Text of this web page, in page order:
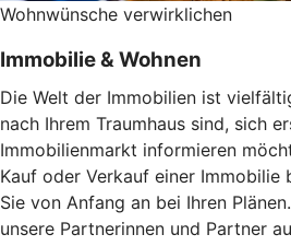
Wohnwünsche verwirklichen
Immobilie & Wohnen
Die Welt der Immobilien ist
nach Ihrem Traumhaus sind, sich
Immobilienmarkt informieren
Kauf oder Verkauf einer Immobilie
Sie von Anfang an bei Ihren
unsere Partnerinnen und Partner